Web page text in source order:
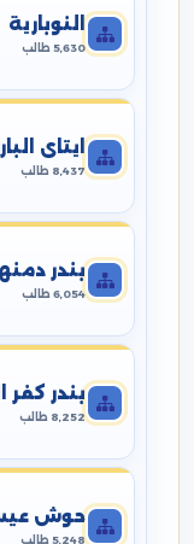
النوبارية
5,630 طالب
ايتاى
8,437 طالب
بندر
6,054 طالب
بندر كفر
8,252 طالب
حوش
5,248 طالب